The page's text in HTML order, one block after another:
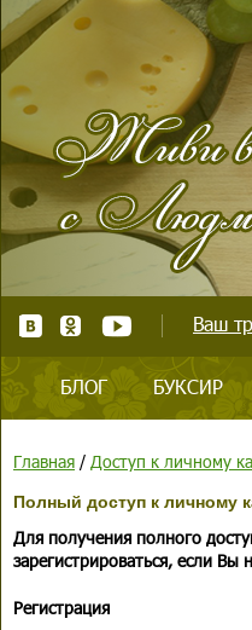
Ваш
БЛОГ БУКСИР
Главная / Доступ к личному
Полный доступ к личному
Для получения полного
зарегистрироваться, если Вы
Регистрация